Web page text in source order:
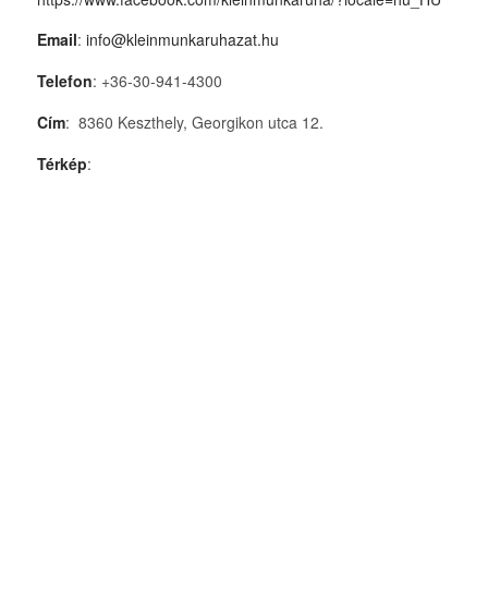
Email: info@kleinmunkaruhazat.hu
Telefon: +36-30-941-4300
Cím: 8360 Keszthely, Georgikon utca 12.
Térkép: